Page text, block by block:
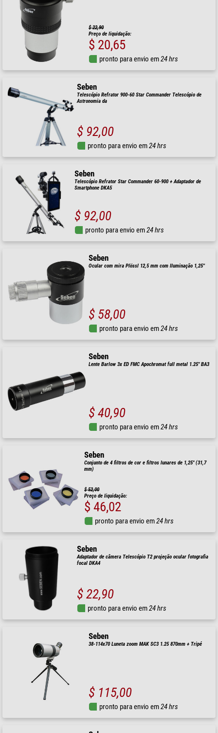
$ 22,90
Preço de liquidação:
$ 20,65
pronto para envio em24 hrs
Seben
Telescópio Refrator 900-60 Star Commander Telescópio de
Astronomia da
$ 92,00
pronto para envio em24 hrs
Seben
Telescópio Refrator Star Commander 60-900 + Adaptador de
Smartphone DKA5
$ 92,00
pronto para envio em24 hrs
Seben
Ocular com mira Plössl 12,5 mm com Iluminação 1,25''
$ 58,00
pronto para envio em24 hrs
Seben
Lente Barlow 3x ED FMC Apochromat full metal 1.25" BA3
$ 40,90
pronto para envio em24 hrs
Seben
Conjunto de 4 filtros de cor e filtros lunares de 1,25" (31,7
mm)
$ 52,00
Preço de liquidação:
$ 46,02
pronto para envio em24 hrs
Seben
Adaptador de câmera Telescópio T2 projeção ocular fotografia
focal DKA4
$ 22,90
pronto para envio em24 hrs
Seben
38-114x70 Luneta zoom MAK SC3 1.25 870mm + Tripé
$ 115,00
pronto para envio em24 hrs